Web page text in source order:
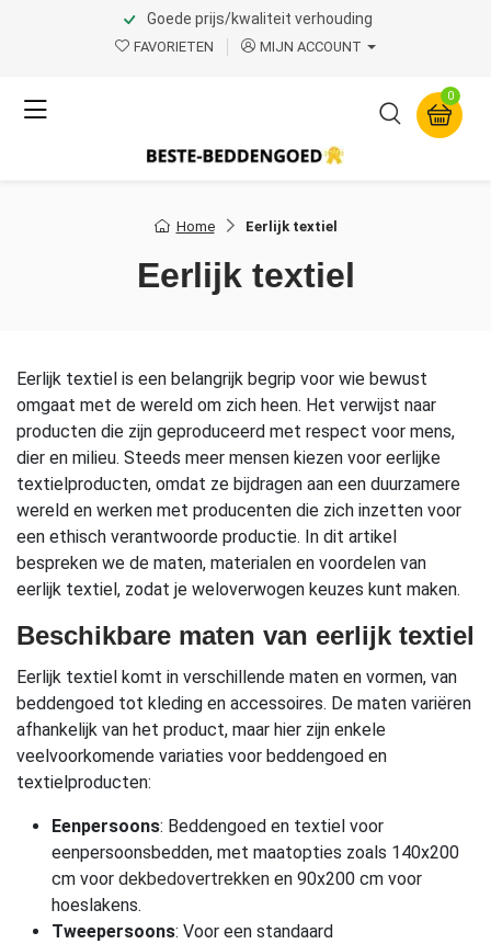
Goede prijs/kwaliteit verhouding
FAVORIETEN MIJN ACCOUNT
0
Home Eerlijk textiel
Eerlijk textiel
Eerlijk textiel is een belangrijk begrip voor wie bewust
omgaat met de wereld om zich heen. Het verwijst naar
producten die zijn geproduceerd met respect voor mens,
dier en milieu. Steeds meer mensen kiezen voor eerlijke
textielproducten, omdat ze bijdragen aan een duurzamere
wereld en werken met producenten die zich inzetten voor
een ethisch verantwoorde productie. In dit artikel
bespreken we de maten, materialen en voordelen van
eerlijk textiel, zodat je weloverwogen keuzes kunt maken.
Beschikbare maten van eerlijk textiel
Eerlijk textiel komt in verschillende maten en vormen, van
beddengoed tot kleding en accessoires. De maten variëren
afhankelijk van het product, maar hier zijn enkele
veelvoorkomende variaties voor beddengoed en
textielproducten:
Eenpersoons: Beddengoed en textiel voor
eenpersoonsbedden, met maatopties zoals 140x200
cm voor dekbedovertrekken en 90x200 cm voor
hoeslakens.
Tweepersoons: Voor een standaard